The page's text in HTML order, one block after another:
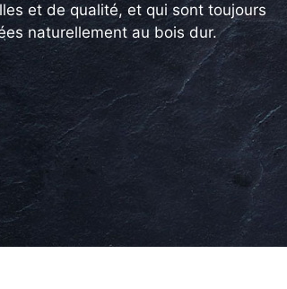
et de qualité, et qui sont toujours
naturellement au bois dur.